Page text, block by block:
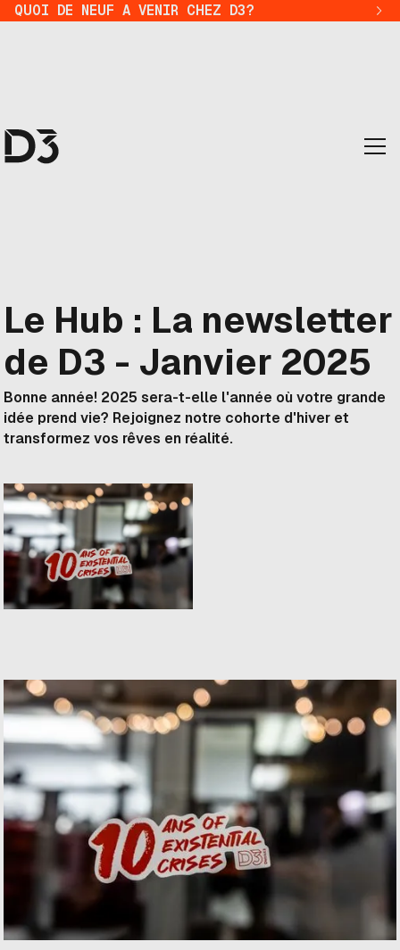
QUOI DE NEUF A VENIR CHEZ D3?
Le Hub : La newsletter
de D3 - Janvier 2025
Bonne année! 2025 sera-t-elle l'année où votre grande
idée prend vie? Rejoignez notre cohorte d'hiver et
transformez vos rêves en réalité.